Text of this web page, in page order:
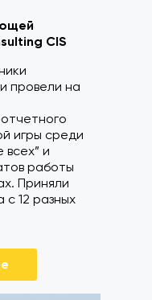
CIS
провели на
игры среди
всех” и
работы
Приняли
с 12 разных